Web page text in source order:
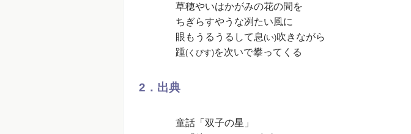
草穂やいはかがみの花の間を
ちぎらすやうな冽たい風に
眼もうるうるして息(い)吹きながら
踵(くびす)を次いで攀ってくる
2．出典
童話「双子の星」